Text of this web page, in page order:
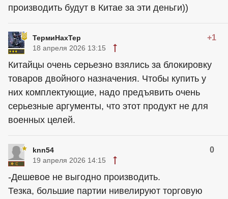
производить будут в Китае за эти деньги))
ТермиНахТер +1
18 апреля 2026 13:15
Китайцы очень серьезно взялись за блокировку
товаров двойного назначения. Чтобы купить у
них комплектующие, надо предъявить очень
серьезные аргументы, что этот продукт не для
военных целей.
knn54 0
19 апреля 2026 14:15
-Дешевое не выгодно производить.
Тезка, большие партии нивелируют торговую